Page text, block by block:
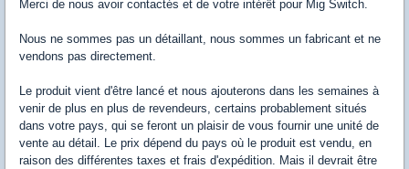
Merci de nous avoir contactés et de votre intérêt pour Mig Switch.
Nous ne sommes pas un détaillant, nous sommes un fabricant et ne
vendons pas directement.
Le produit vient d'être lancé et nous ajouterons dans les semaines à
venir de plus en plus de revendeurs, certains probablement situés
dans votre pays, qui se feront un plaisir de vous fournir une unité de
vente au détail. Le prix dépend du pays où le produit est vendu, en
raison des différentes taxes et frais d'expédition. Mais il devrait être